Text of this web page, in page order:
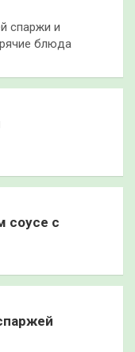
спаржи и
блюда
соусе с